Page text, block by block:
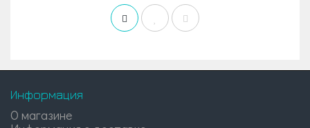
Информация
О магазине